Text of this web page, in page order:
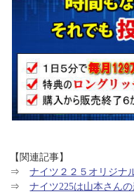
【関連記事】
⇒ナイツ２２５オリジナ
⇒ナイツ225は山本さん